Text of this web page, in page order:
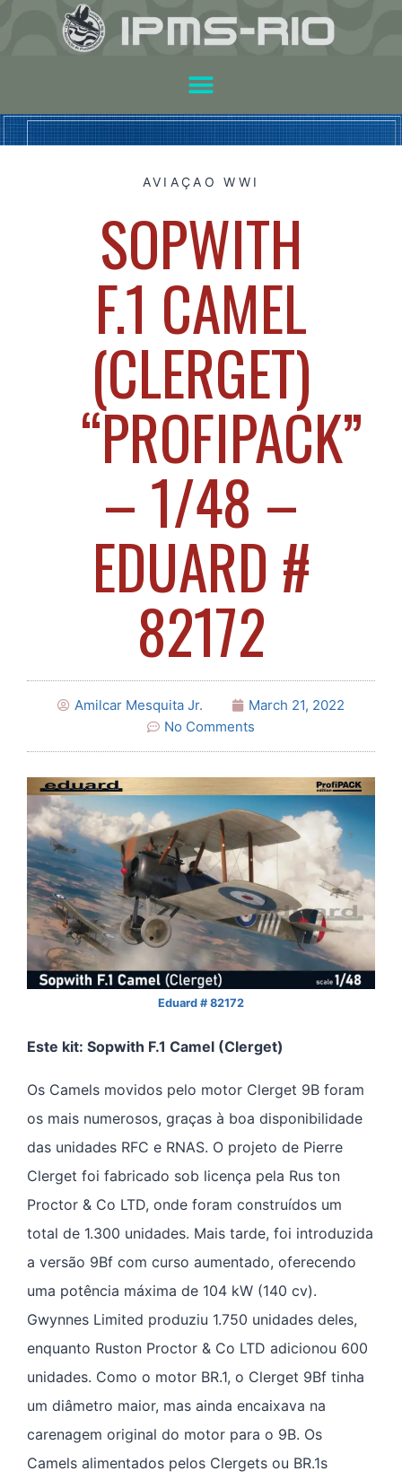
AVIAÇAO WWI
SOPWITH
F.1 CAMEL
(CLERGET)
“PROFIPACK”
– 1/48 –
EDUARD #
82172
Amilcar Mesquita Jr.
March 21, 2022
No Comments
Eduard # 82172
Este kit: Sopwith F.1 Camel (Clerget)
Os Camels movidos pelo motor Clerget 9B foram
os mais numerosos, graças à boa disponibilidade
das unidades RFC e RNAS. O projeto de Pierre
Clerget foi fabricado sob licença pela Rus ton
Proctor & Co LTD, onde foram construídos um
total de 1.300 unidades. Mais tarde, foi introduzida
a versão 9Bf com curso aumentado, oferecendo
uma potência máxima de 104 kW (140 cv).
Gwynnes Limited produziu 1.750 unidades deles,
enquanto Ruston Proctor & Co LTD adicionou 600
unidades. Como o motor BR.1, o Clerget 9Bf tinha
um diâmetro maior, mas ainda encaixava na
carenagem original do motor para o 9B. Os
Camels alimentados pelos Clergets ou BR.1s